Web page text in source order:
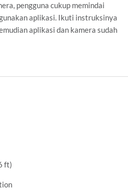
pengguna cukup memindai
aplikasi. Ikuti instruksinya
aplikasi dan kamera sudah
ft)